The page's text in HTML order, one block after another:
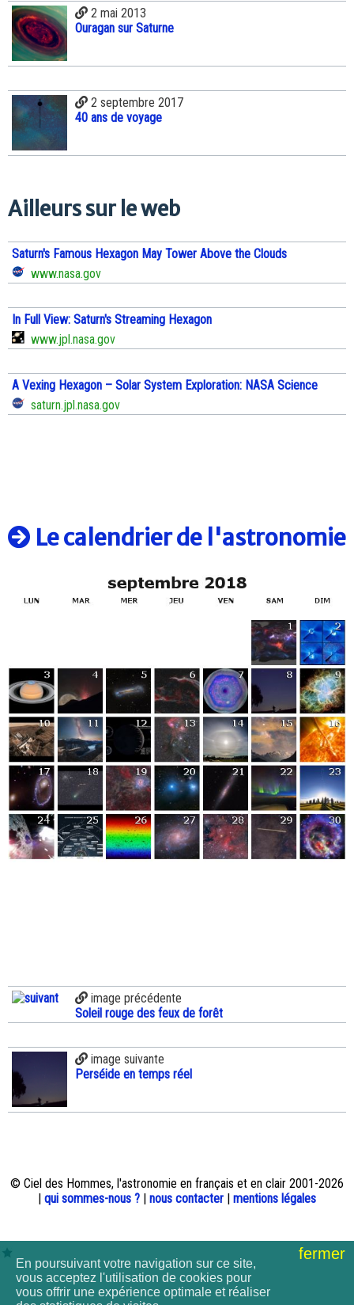
2 mai 2013
Ouragan sur Saturne
2 septembre 2017
40 ans de voyage
Ailleurs sur le web
Saturn's Famous Hexagon May Tower Above the Clouds
www.nasa.gov
In Full View: Saturn's Streaming Hexagon
www.jpl.nasa.gov
A Vexing Hexagon – Solar System Exploration: NASA Science
saturn.jpl.nasa.gov
Le calendrier de l'astronomie
image précédente
Soleil rouge des feux de forêt
image suivante
Perséide en temps réel
© Ciel des Hommes, l'astronomie en français et en clair 2001-2026
| qui sommes-nous ? | nous contacter | mentions légales
fermer
En poursuivant votre navigation sur ce site,
vous acceptez l'utilisation de cookies pour
vous offrir une expérience optimale et réaliser